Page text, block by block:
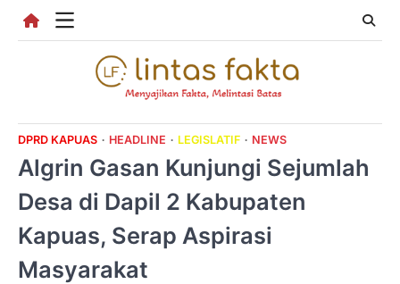
DPRD KAPUAS HEADLINE LEGISLATIF NEWS
Algrin Gasan Kunjungi Sejumlah
Desa di Dapil 2 Kabupaten
Kapuas, Serap Aspirasi
Masyarakat